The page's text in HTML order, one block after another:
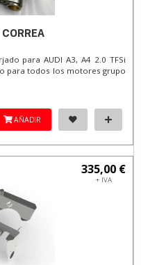
para AUDI A3, A4 2.0 TFSi
para todos los motores grupo
AÑADIR
335,00 €
+ IVA